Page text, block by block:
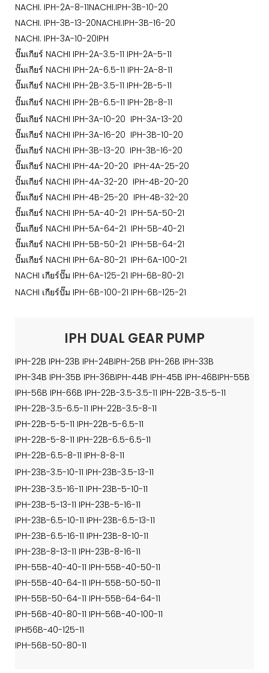
NACHI. IPH-2A-8-11NACHI.IPH-3B-10-20
NACHI. IPH-3B-13-20NACHI.IPH-3B-16-20
NACHI. IPH-3A-10-20IPH
ปั๊มเกียร์ NACHI IPH-2A-3.5-11 IPH-2A-5-11
ปั๊มเกียร์ NACHI IPH-2A-6.5-11 IPH-2A-8-11
ปั๊มเกียร์ NACHI IPH-2B-3.5-11 IPH-2B-5-11
ปั๊มเกียร์ NACHI IPH-2B-6.5-11 IPH-2B-8-11
ปั๊มเกียร์ NACHI IPH-3A-10-20 IPH-3A-13-20
ปั๊มเกียร์ NACHI IPH-3A-16-20 IPH-3B-10-20
ปั๊มเกียร์ NACHI IPH-3B-13-20 IPH-3B-16-20
ปั๊มเกียร์ NACHI IPH-4A-20-20 IPH-4A-25-20
ปั๊มเกียร์ NACHI IPH-4A-32-20 IPH-4B-20-20
ปั๊มเกียร์ NACHI IPH-4B-25-20 IPH-4B-32-20
ปั๊มเกียร์ NACHI IPH-5A-40-21 IPH-5A-50-21
ปั๊มเกียร์ NACHI IPH-5A-64-21 IPH-5B-40-21
ปั๊มเกียร์ NACHI IPH-5B-50-21 IPH-5B-64-21
ปั๊มเกียร์ NACHI IPH-6A-80-21 IPH-6A-100-21
NACHI เกียร์ปั๊ม IPH-6A-125-21 IPH-6B-80-21
NACHI เกียร์ปั๊ม IPH-6B-100-21 IPH-6B-125-21
IPH DUAL GEAR PUMP
IPH-22B IPH-23B IPH-24BIPH-25B IPH-26B IPH-33B
IPH-34B IPH-35B IPH-36BIPH-44B IPH-45B IPH-46BIPH-55B
IPH-56B IPH-66B IPH-22B-3.5-3.5-11 IPH-22B-3.5-5-11
IPH-22B-3.5-6.5-11 IPH-22B-3.5-8-11
IPH-22B-5-5-11 IPH-22B-5-6.5-11
IPH-22B-5-8-11 IPH-22B-6.5-6.5-11
IPH-22B-6.5-8-11 IPH-8-8-11
IPH-23B-3.5-10-11 IPH-23B-3.5-13-11
IPH-23B-3.5-16-11 IPH-23B-5-10-11
IPH-23B-5-13-11 IPH-23B-5-16-11
IPH-23B-6.5-10-11 IPH-23B-6.5-13-11
IPH-23B-6.5-16-11 IPH-23B-8-10-11
IPH-23B-8-13-11 IPH-23B-8-16-11
IPH-55B-40-40-11 IPH-55B-40-50-11
IPH-55B-40-64-11 IPH-55B-50-50-11
IPH-55B-50-64-11 IPH-55B-64-64-11
IPH-56B-40-80-11 IPH-56B-40-100-11
IPH56B-40-125-11
IPH-56B-50-80-11